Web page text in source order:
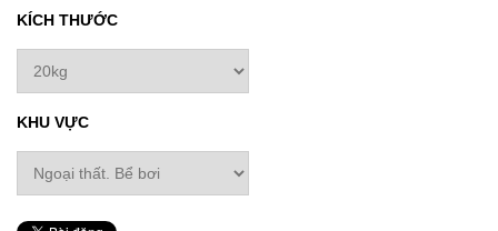
KÍCH THƯỚC
KHU VỰC